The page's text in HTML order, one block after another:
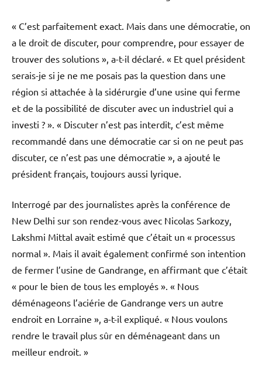
« C’est parfaitement exact. Mais dans une démocratie, on
a le droit de discuter, pour comprendre, pour essayer de
trouver des solutions », a-t-il déclaré. « Et quel président
serais-je si je ne me posais pas la question dans une
région si attachée à la sidérurgie d’une usine qui ferme
et de la possibilité de discuter avec un industriel qui a
investi ? ». « Discuter n’est pas interdit, c’est même
recommandé dans une démocratie car si on ne peut pas
discuter, ce n’est pas une démocratie », a ajouté le
président français, toujours aussi lyrique.
Interrogé par des journalistes après la conférence de
New Delhi sur son rendez-vous avec Nicolas Sarkozy,
Lakshmi Mittal avait estimé que c’était un « processus
normal ». Mais il avait également confirmé son intention
de fermer l’usine de Gandrange, en affirmant que c’était
« pour le bien de tous les employés ». « Nous
déménageons l’aciérie de Gandrange vers un autre
endroit en Lorraine », a-t-il expliqué. « Nous voulons
rendre le travail plus sûr en déménageant dans un
meilleur endroit. »